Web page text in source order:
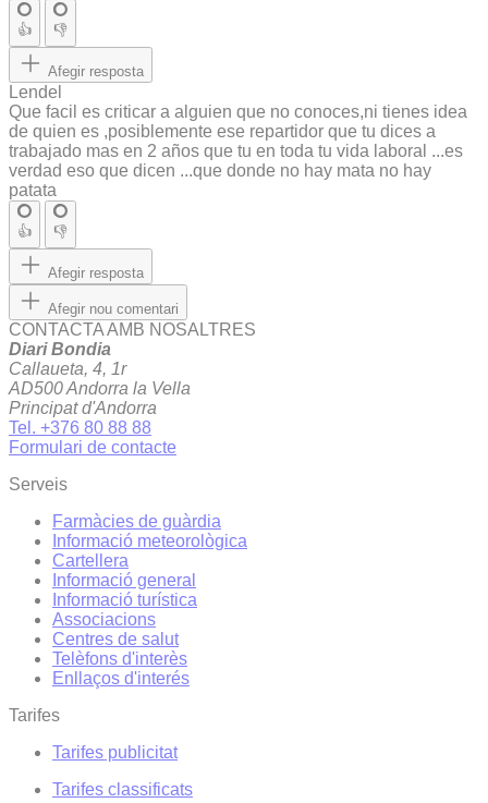
👍 👎
Afegir resposta
Lendel
Que facil es criticar a alguien que no conoces,ni tienes idea
de quien es ,posiblemente ese repartidor que tu dices a
trabajado mas en 2 años que tu en toda tu vida laboral ...es
verdad eso que dicen ...que donde no hay mata no hay
patata
👍 👎
Afegir resposta
Afegir nou comentari
CONTACTA AMB NOSALTRES
Diari Bondia
Callaueta, 4, 1r
AD500 Andorra la Vella
Principat d'Andorra
Tel. +376 80 88 88
Formulari de contacte
Serveis
Farmàcies de guàrdia
Informació meteorològica
Cartellera
Informació general
Informació turística
Associacions
Centres de salut
Telèfons d'interès
Enllaços d'interés
Tarifes
Tarifes publicitat
Tarifes classificats